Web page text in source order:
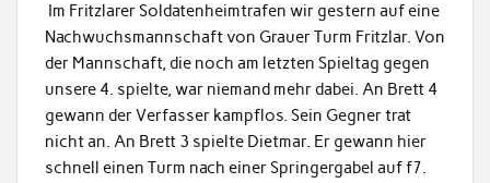
Im Fritzlarer Soldatenheimtrafen wir gestern auf eine
Nachwuchsmannschaft von Grauer Turm Fritzlar. Von
der Mannschaft, die noch am letzten Spieltag gegen
unsere 4. spielte, war niemand mehr dabei. An Brett 4
gewann der Verfasser kampflos. Sein Gegner trat
nicht an. An Brett 3 spielte Dietmar. Er gewann hier
schnell einen Turm nach einer Springergabel auf f7.